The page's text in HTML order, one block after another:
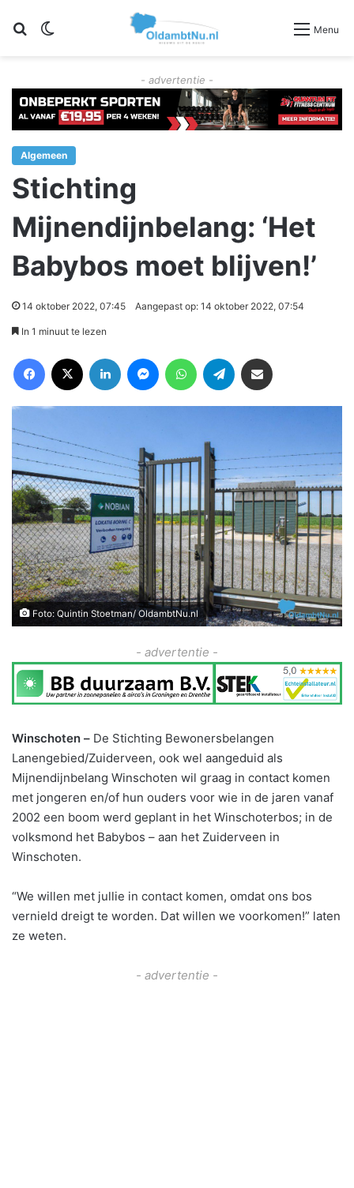
Zoeken Menu
- advertentie -
Algemeen
Stichting
Mijnendijnbelang: ‘Het
Babybos moet blijven!’
14 oktober 2022, 07:45 Aangepast op: 14 oktober 2022, 07:54
In 1 minuut te lezen
Foto: Quintin Stoetman/ OldambtNu.nl
- advertentie -
Winschoten – De Stichting Bewonersbelangen
Lanengebied/Zuiderveen, ook wel aangeduid als
Mijnendijnbelang Winschoten wil graag in contact komen
met jongeren en/of hun ouders voor wie in de jaren vanaf
2002 een boom werd geplant in het Winschoterbos; in de
volksmond het Babybos – aan het Zuiderveen in
Winschoten.
“We willen met jullie in contact komen, omdat ons bos
vernield dreigt te worden. Dat willen we voorkomen!” laten
ze weten.
- advertentie -